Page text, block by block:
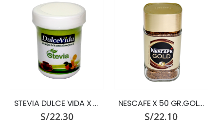
STEVIA DULCE VIDA X 55 GR.
S/22.30
NESCAFE X 50 GR.GOLD
S/22.10